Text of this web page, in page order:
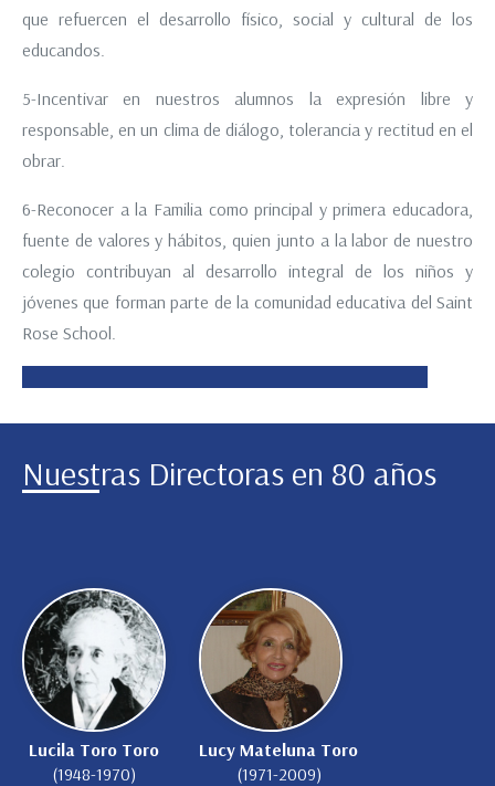
que refuercen el desarrollo físico, social y cultural de los
educandos.
5-Incentivar en nuestros alumnos la expresión libre y
responsable, en un clima de diálogo, tolerancia y rectitud en el
obrar.
6-Reconocer a la Familia como principal y primera educadora,
fuente de valores y hábitos, quien junto a la labor de nuestro
colegio contribuyan al desarrollo integral de los niños y
jóvenes que forman parte de la comunidad educativa del Saint
Rose School.
Nuestras Directoras en 80 años
Lucila Toro Toro
(1948-1970)
Lucy Mateluna Toro
(1971-2009)